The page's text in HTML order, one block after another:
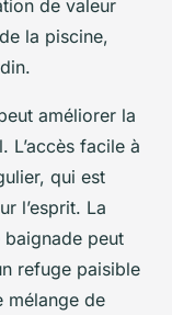
de valeur
la piscine,
améliorer la
L’accès facile à
qui est
l’esprit. La
peut
refuge paisible
mélange de